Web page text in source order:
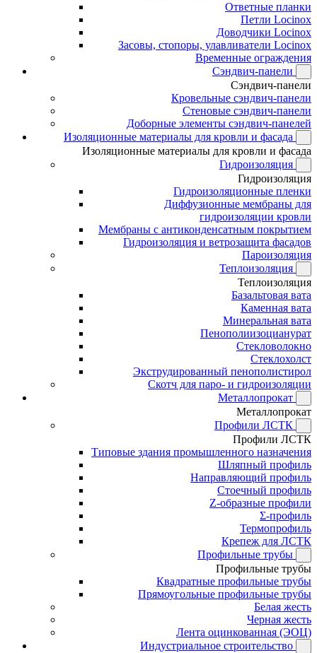
Ответные планки
Петли Locinox
Доводчики Locinox
Засовы, стопоры, улавливатели Locinox
Временные ограждения
Сэндвич-панели
Сэндвич-панели
Кровельные сэндвич-панели
Стеновые сэндвич-панели
Доборные элементы сэндвич-панелей
Изоляционные материалы для кровли и фасада
Изоляционные материалы для кровли и фасада
Гидроизоляция
Гидроизоляция
Гидроизоляционные пленки
Диффузионные мембраны для
гидроизоляции кровли
Мембраны с антиконденсатным покрытием
Гидроизоляция и ветрозащита фасадов
Пароизоляция
Теплоизоляция
Теплоизоляция
Базальтовая вата
Каменная вата
Минеральная вата
Пенополиизоцианурат
Стекловолокно
Стеклохолст
Экструдированный пенополистирол
Скотч для паро- и гидроизоляции
Металлопрокат
Металлопрокат
Профили ЛСТК
Профили ЛСТК
Типовые здания промышленного назначения
Шляпный профиль
Направляющий профиль
Стоечный профиль
Z-образные профили
Σ-профиль
Термопрофиль
Крепеж для ЛСТК
Профильные трубы
Профильные трубы
Квадратные профильные трубы
Прямоугольные профильные трубы
Белая жесть
Черная жесть
Лента оцинкованная (ЭОЦ)
Индустриальное строительство